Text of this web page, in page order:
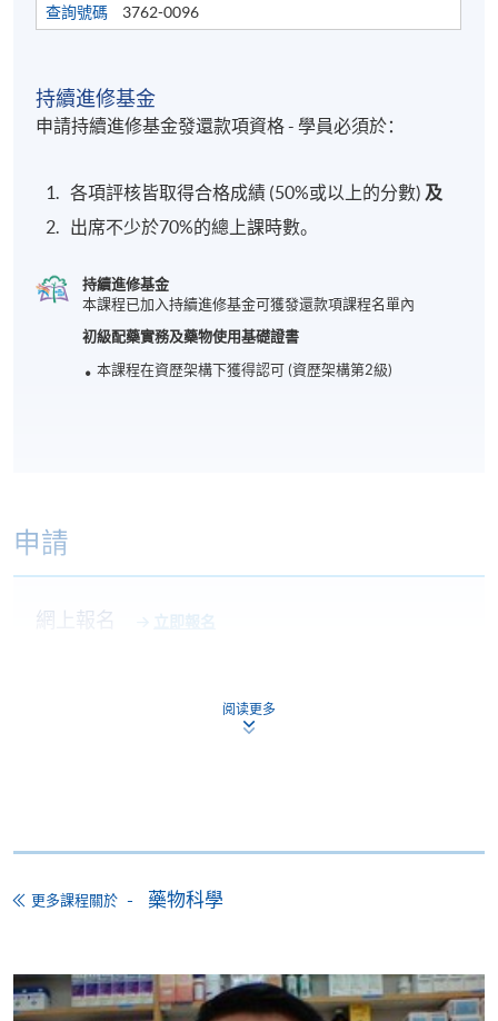
查詢號碼 3762-0096
持續進修基金
申請持續進修基金發還款項資格 - 學員必須於：
各項評核皆取得合格成績 (50%或以上的分數) 及
出席不少於70%的總上課時數。
持續進修基金
本課程已加入持續進修基金可獲發還款項課程名單內
初級配藥實務及藥物使用基礎證書
本課程在資歴架構下獲得認可 (資歴架構第2級)
申請
網上報名 立即報名
親身前往任何一間報名中心遞交；或
郵寄至本課程組辦公室：香港北角英皇道250號北角
經網上報名，並上傳清晰的學歷證明及身份證檔案，
檔案格式必須為doc, docx, jpg 或 pdf ，其解像度必
阅读更多
更多課程關於 藥物科學